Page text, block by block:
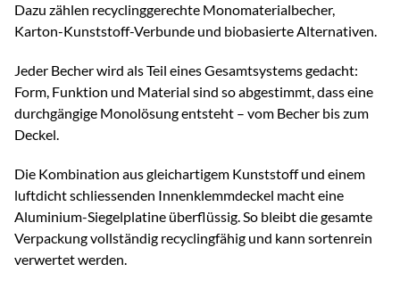
Dazu zählen recyclinggerechte Monomaterialbecher,
Karton-Kunststoff-Verbunde und biobasierte Alternativen.
Jeder Becher wird als Teil eines Gesamtsystems gedacht:
Form, Funktion und Material sind so abgestimmt, dass eine
durchgängige Monolösung entsteht – vom Becher bis zum
Deckel.
Die Kombination aus gleichartigem Kunststoff und einem
luftdicht schliessenden Innenklemmdeckel macht eine
Aluminium-Siegelplatine überflüssig. So bleibt die gesamte
Verpackung vollständig recyclingfähig und kann sortenrein
verwertet werden.